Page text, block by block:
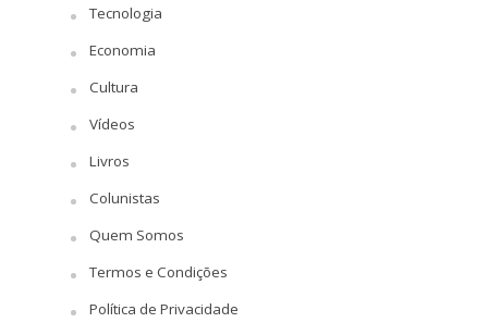
Tecnologia
Economia
Cultura
Vídeos
Livros
Colunistas
Quem Somos
Termos e Condições
Política de Privacidade